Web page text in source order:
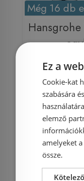
Még 16 db
43 228 Ft
Ez a
Cookie-kat
szabására
elemző
amelyeket
össze.
Kötelező